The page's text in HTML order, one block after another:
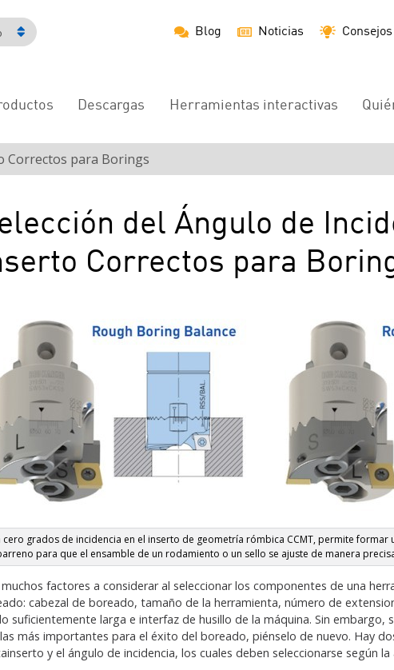
Blog Noticias Consejos
Descargas Herramientas interactivas
Correctos para Borings
del Ángulo de
Correctos para
cero grados de incidencia en el inserto de geometría rómbica CCMT, permite formar
para que el ensamble de un rodamiento o un sello se ajuste de manera
factores a considerar al seleccionar los componentes de una
cabezal de boreado, tamaño de la herramienta, número de
suficientemente larga e interfaz de husillo de la máquina. Sin embargo,
más importantes para el éxito del boreado, piénselo de nuevo. Hay
y el ángulo de incidencia, los cuales deben seleccionarse según la